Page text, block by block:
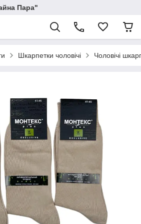
Пара"
Шкарпетки чоловічі Чоловічі